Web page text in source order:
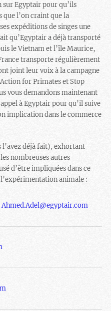
sur Egyptair pour qu’ils
que l’on craint que la
expéditions de singes une
qu’Egyptair a déjà transporté
le Vietnam et l’île Maurice,
transporte régulièrement
joint leur voix à la campagne
for Primates et Stop
vous demandons maintenant
à Egyptair pour qu’il suive
implication dans le commerce
déjà fait), exhortant
nombreuses autres
d’être impliquées dans ce
animale :
Ahmed.Adel@egyptair.com